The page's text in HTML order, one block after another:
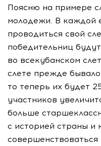
Поясню на примере
молодежи. В каждой
проводиться свой
победительниц
во всекубанском
слете прежде
то теперь их будет
участников
больше
с историей страны и
совершенствоваться